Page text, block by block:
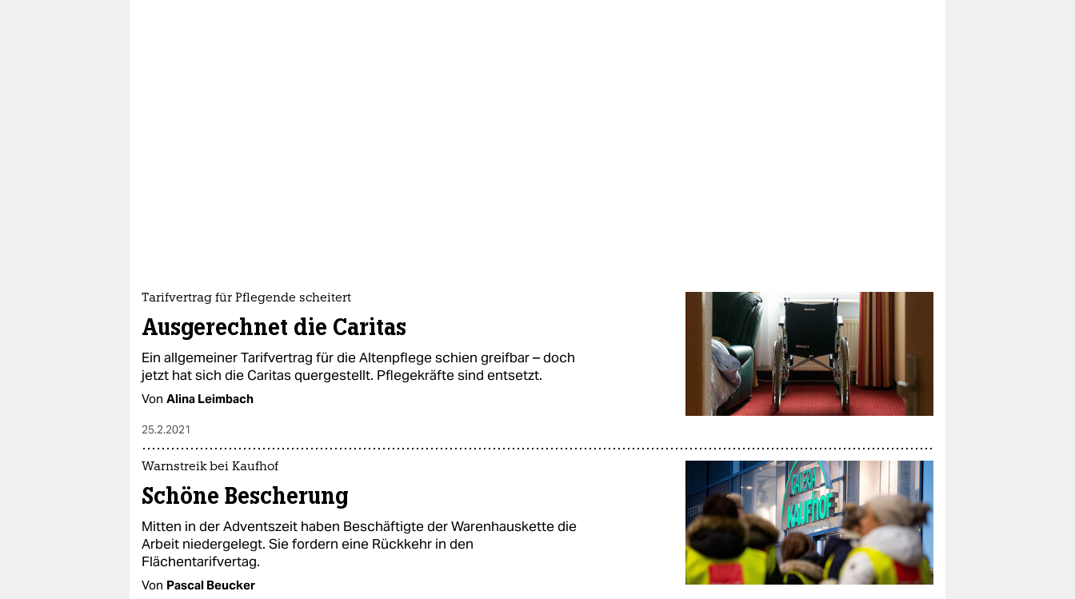
Tarifvertrag für Pflegende scheitert
Ausgerechnet die Caritas
Ein allgemeiner Tarifvertrag für die Altenpflege schien greifbar – doch
jetzt hat sich die Caritas quergestellt. Pflegekräfte sind entsetzt.
Von Alina Leimbach
25.2.2021
Warnstreik bei Kaufhof
Schöne Bescherung
Mitten in der Adventszeit haben Beschäftigte der Warenhauskette die
Arbeit niedergelegt. Sie fordern eine Rückkehr in den
Flächentarifvertag.
Von Pascal Beucker